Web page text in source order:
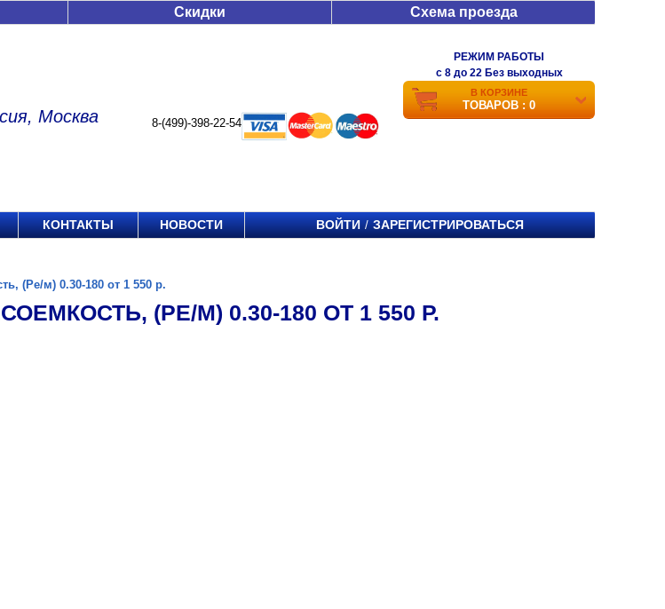
Скидки Схема проезда
Москва 8-(499)-398-22-54
РЕЖИМ РАБОТЫ
c 8 до 22 Без выходных
В КОРЗИНЕ
ТОВАРОВ : 0
КОНТАКТЫ НОВОСТИ ВОЙТИ / ЗАРЕГИСТРИРОВАТЬСЯ
(Ре/м) 0.30-180 от 1 550 р.
(РЕ/М) 0.30-180 ОТ 1 550 Р.